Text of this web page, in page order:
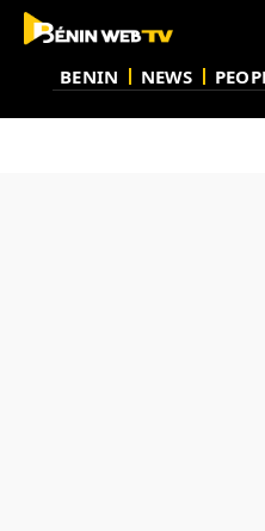
BENIN NEWS